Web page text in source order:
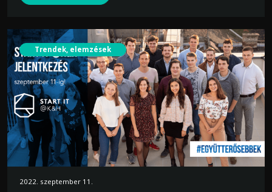
Trendek, elemzések
2022. szeptember 11.